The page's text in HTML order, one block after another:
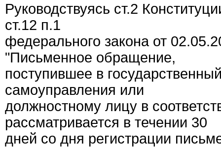
Руководствуясь ст.2
ст.12 п.1
федерального закона от
"Письменное обращение,
поступившее в
самоуправления или
должностному лицу в
рассматривается в течении 30
дней со дня регистрации